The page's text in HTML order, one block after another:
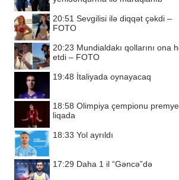
20:51 Sevgilisi ilə diqqət çəkdi –
FOTO
20:23 Mundialdakı qollarını ona
etdi – FOTO
19:48 İtaliyada oynayacaq
18:58 Olimpiya çempionu
liqada
18:33 Yol ayrıldı
17:29 Daha 1 il “Gəncə”də